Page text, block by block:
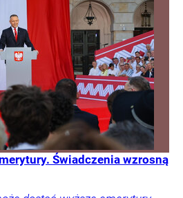
Świadczenia wzrosną